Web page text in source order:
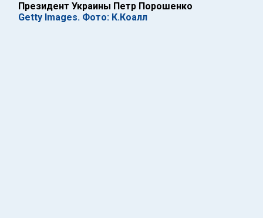
Президент Украины Петр Порошенко
Getty Images. Фото: К.Коалл